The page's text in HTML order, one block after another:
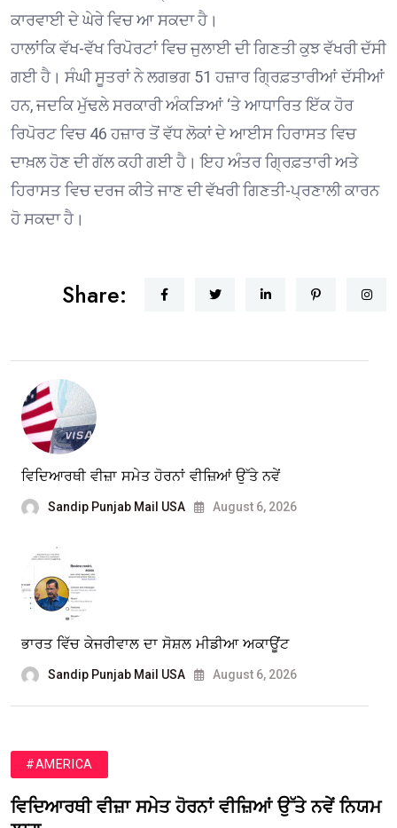
ਕਾਰਵਾਈ ਦੇ ਘੇਰੇ ਵਿਚ ਆ ਸਕਦਾ ਹੈ।
ਹਾਲਾਂਕਿ ਵੱਖ-ਵੱਖ ਰਿਪੋਰਟਾਂ ਵਿਚ ਜੁਲਾਈ ਦੀ ਗਿਣਤੀ ਕੁਝ ਵੱਖਰੀ ਦੱਸੀ
ਗਈ ਹੈ। ਸੰਘੀ ਸੂਤਰਾਂ ਨੇ ਲਗਭਗ 51 ਹਜ਼ਾਰ ਗ੍ਰਿਫ਼ਤਾਰੀਆਂ ਦੱਸੀਆਂ
ਹਨ, ਜਦਕਿ ਮੁੱਢਲੇ ਸਰਕਾਰੀ ਅੰਕੜਿਆਂ ‘ਤੇ ਆਧਾਰਿਤ ਇੱਕ ਹੋਰ
ਰਿਪੋਰਟ ਵਿਚ 46 ਹਜ਼ਾਰ ਤੋਂ ਵੱਧ ਲੋਕਾਂ ਦੇ ਆਈਸ ਹਿਰਾਸਤ ਵਿਚ
ਦਾਖ਼ਲ ਹੋਣ ਦੀ ਗੱਲ ਕਹੀ ਗਈ ਹੈ। ਇਹ ਅੰਤਰ ਗ੍ਰਿਫ਼ਤਾਰੀ ਅਤੇ
ਹਿਰਾਸਤ ਵਿਚ ਦਰਜ ਕੀਤੇ ਜਾਣ ਦੀ ਵੱਖਰੀ ਗਿਣਤੀ-ਪ੍ਰਣਾਲੀ ਕਾਰਨ
ਹੋ ਸਕਦਾ ਹੈ।
Share:
ਵਿਦਿਆਰਥੀ ਵੀਜ਼ਾ ਸਮੇਤ ਹੋਰਨਾਂ ਵੀਜ਼ਿਆਂ ਉੱਤੇ ਨਵੇਂ
Sandip Punjab Mail USA August 6, 2026
ਭਾਰਤ ਵਿੱਚ ਕੇਜਰੀਵਾਲ ਦਾ ਸੋਸ਼ਲ ਮੀਡੀਆ ਅਕਾਊਂਟ
Sandip Punjab Mail USA August 6, 2026
#AMERICA
ਵਿਦਿਆਰਥੀ ਵੀਜ਼ਾ ਸਮੇਤ ਹੋਰਨਾਂ ਵੀਜ਼ਿਆਂ ਉੱਤੇ ਨਵੇਂ ਨਿਯਮ